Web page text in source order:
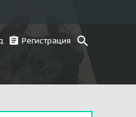
Регистрация